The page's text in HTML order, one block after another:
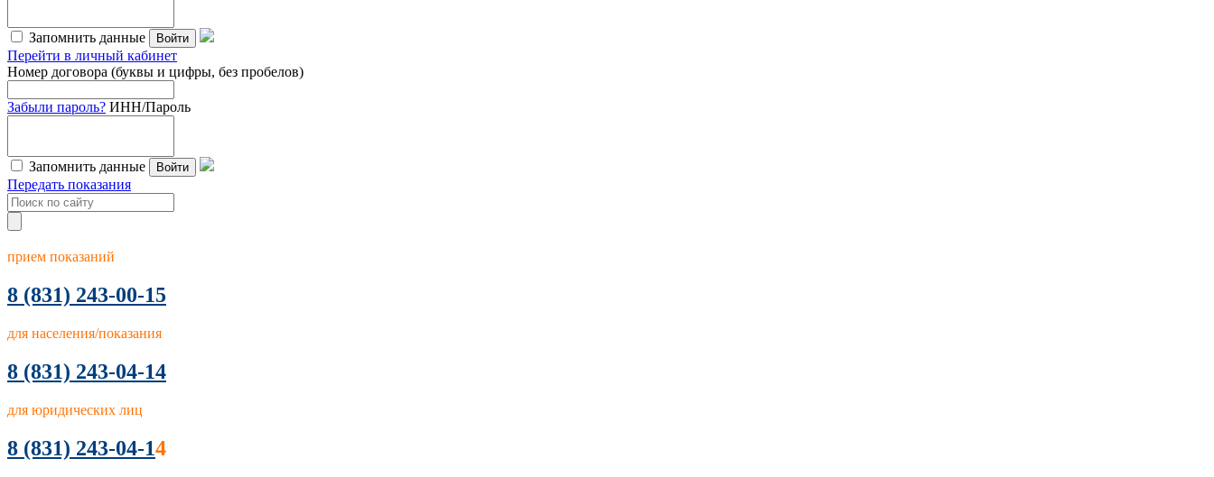
Запомнить данные Войти
Перейти в личный кабинет
Номер договора (буквы и цифры, без пробелов)
Забыли пароль? ИНН/Пароль
Запомнить данные Войти
Передать показания
прием показаний
8 (831) 243-00-15
для населения/показания
8 (831) 243-04-14
для юридических лиц
8 (831) 243-04-14